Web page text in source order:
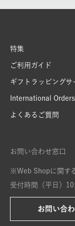
特集
ご利用ガイド
ギフトラッピングサ
International Orders
よくあるご質問
お問い合わせ窓口
※Web Shopに関す
受付時間（平日）
お問い合